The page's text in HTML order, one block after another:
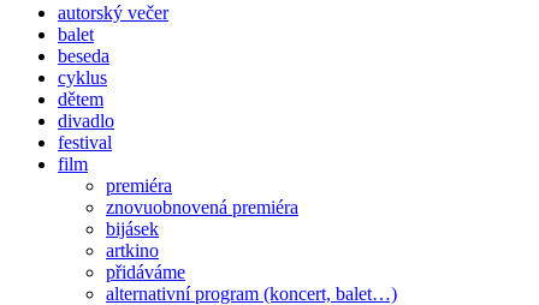
autorský večer
balet
beseda
cyklus
dětem
divadlo
festival
film
premiéra
znovuobnovená premiéra
bijásek
artkino
přidáváme
alternativní program (koncert, balet…)